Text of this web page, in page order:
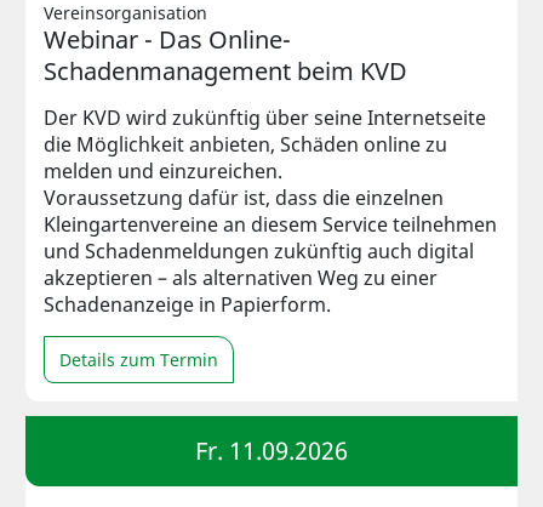
Vereinsorganisation
Webinar - Das Online-
Schadenmanagement beim KVD
Der KVD wird zukünftig über seine Internetseite
die Möglichkeit anbieten, Schäden online zu
melden und einzureichen.
Voraussetzung dafür ist, dass die einzelnen
Kleingartenvereine an diesem Service teilnehmen
und Schadenmeldungen zukünftig auch digital
akzeptieren – als alternativen Weg zu einer
Schadenanzeige in Papierform.
Details zum Termin
Fr. 11.09.2026